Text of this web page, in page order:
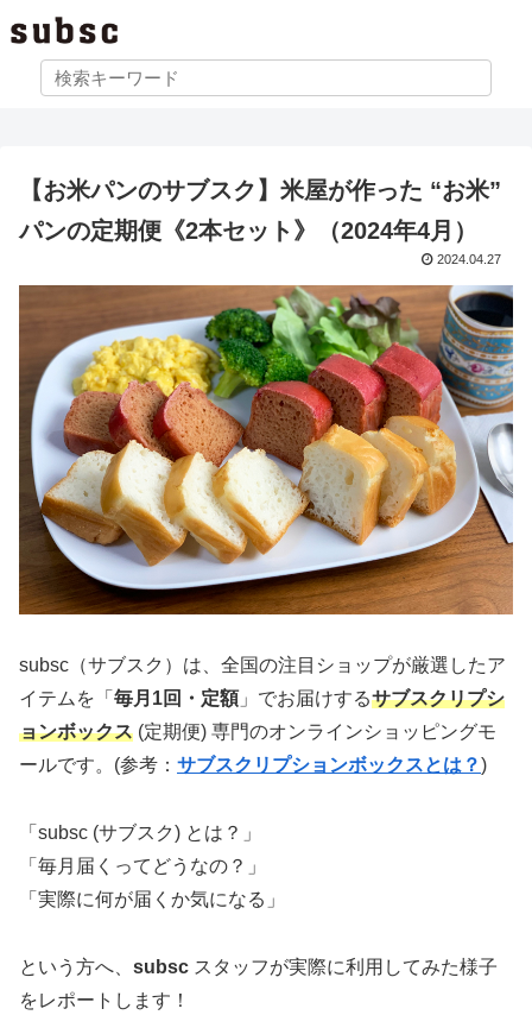
【お米パンのサブスク】米屋が作った “お米”
パンの定期便《2本セット》（2024年4月）
2024.04.27
subsc（サブスク）は、全国の注目ショップが厳選したア
イテムを「 毎月1回・定額」でお届けするサブスクリプシ
ョンボックス (定期便) 専門のオンラインショッピングモ
ールです。(参考： サブスクリプションボックスとは？)
「subsc (サブスク) とは？」
「毎月届くってどうなの？」
「実際に何が届くか気になる」
という方へ、 subsc スタッフが実際に利用してみた様子
をレポートします！